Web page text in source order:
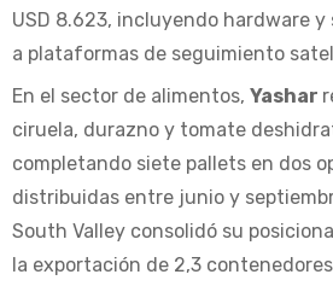
USD 8.623, incluyendo hardware
a plataformas de seguimiento
En el sector de alimentos, Yashar
ciruela, durazno y tomate
completando siete pallets en dos
distribuidas entre junio y
South Valley consolidó su
la exportación de 2,3